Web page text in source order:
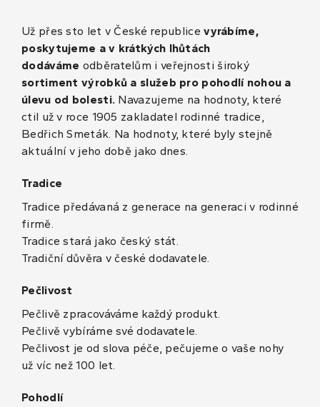
Už přes sto let v České republicevyrábíme,
poskytujeme a v krátkých lhůtách
dodáváme odběratelům i veřejnosti široký
sortiment výrobků a služeb pro pohodlí nohou a
úlevu od bolesti. Navazujeme na hodnoty, které
ctil už v roce 1905 zakladatel rodinné tradice,
Bedřich Smeták. Na hodnoty, které byly stejně
aktuální v jeho době jako dnes.
Tradice
Tradice předávaná z generace na generaci v rodinné
firmě.
Tradice stará jako český stát.
Tradiční důvěra v české dodavatele.
Pečlivost
Pečlivě zpracováváme každý produkt.
Pečlivě vybíráme své dodavatele.
Pečlivost je od slova péče, pečujeme o vaše nohy
už víc než 100 let.
Pohodlí